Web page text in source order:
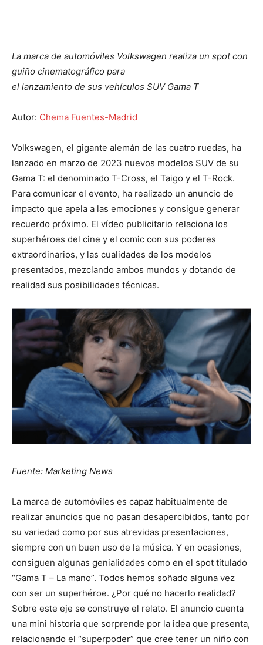
La marca de automóviles Volkswagen realiza un spot con
guiño cinematográfico para
el lanzamiento de sus vehículos SUV Gama T
Autor: Chema Fuentes-Madrid
Volkswagen, el gigante alemán de las cuatro ruedas, ha
lanzado en marzo de 2023 nuevos modelos SUV de su
Gama T: el denominado T-Cross, el Taigo y el T-Rock.
Para comunicar el evento, ha realizado un anuncio de
impacto que apela a las emociones y consigue generar
recuerdo próximo. El vídeo publicitario relaciona los
superhéroes del cine y el comic con sus poderes
extraordinarios, y las cualidades de los modelos
presentados, mezclando ambos mundos y dotando de
realidad sus posibilidades técnicas.
Fuente: Marketing News
La marca de automóviles es capaz habitualmente de
realizar anuncios que no pasan desapercibidos, tanto por
su variedad como por sus atrevidas presentaciones,
siempre con un buen uso de la música. Y en ocasiones,
consiguen algunas genialidades como en el spot titulado
“Gama T – La mano”. Todos hemos soñado alguna vez
con ser un superhéroe. ¿Por qué no hacerlo realidad?
Sobre este eje se construye el relato. El anuncio cuenta
una mini historia que sorprende por la idea que presenta,
relacionando el “superpoder” que cree tener un niño con